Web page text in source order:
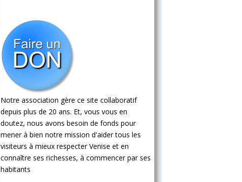
Notre association gère ce site collaboratif
depuis plus de 20 ans. Et, vous vous en
doutez, nous avons besoin de fonds pour
mener à bien notre mission d'aider tous les
visiteurs à mieux respecter Venise et en
connaître ses richesses, à commencer par ses
habitants